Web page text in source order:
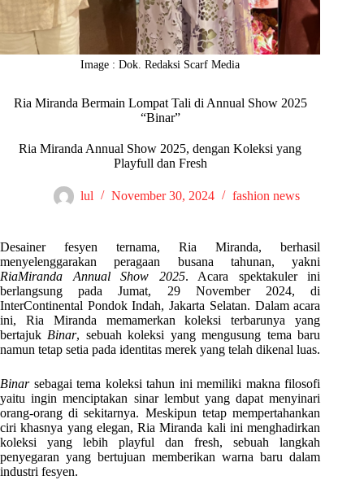
Image : Dok. Redaksi Scarf Media
Ria Miranda Bermain Lompat Tali di Annual Show 2025
“Binar”
Ria Miranda Annual Show 2025, dengan Koleksi yang
Playfull dan Fresh
lul November 30, 2024 fashion news
Desainer fesyen ternama, Ria Miranda, berhasil
menyelenggarakan peragaan busana tahunan, yakni
RiaMiranda Annual Show 2025. Acara spektakuler ini
berlangsung pada Jumat, 29 November 2024, di
InterContinental Pondok Indah, Jakarta Selatan. Dalam acara
ini, Ria Miranda memamerkan koleksi terbarunya yang
bertajuk Binar, sebuah koleksi yang mengusung tema baru
namun tetap setia pada identitas merek yang telah dikenal luas.
Binarsebagai tema koleksi tahun ini memiliki makna filosofi
yaitu ingin menciptakan sinar lembut yang dapat menyinari
orang-orang di sekitarnya. Meskipun tetap mempertahankan
ciri khasnya yang elegan, Ria Miranda kali ini menghadirkan
koleksi yang lebih playful dan fresh, sebuah langkah
penyegaran yang bertujuan memberikan warna baru dalam
industri fesyen.